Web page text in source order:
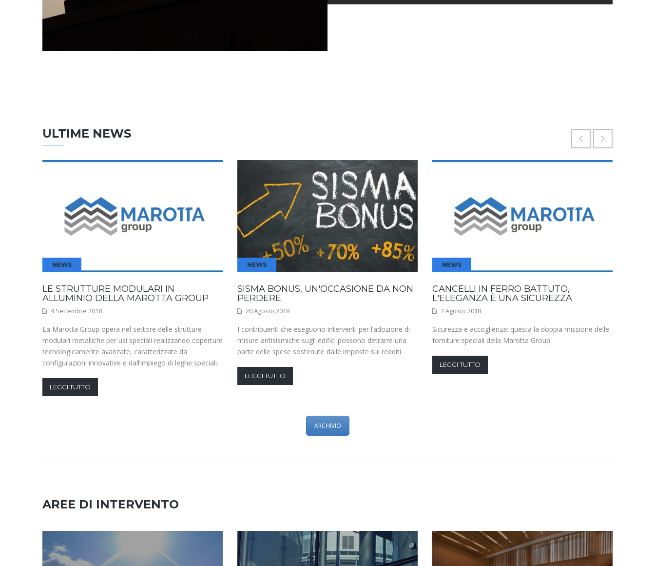
ULTIME NEWS
NEWS
LE STRUTTURE MODULARI IN
ALLUMINIO DELLA MAROTTA GROUP
4 Settembre 2018
La Marotta Group opera nel settore delle strutture
modulari metalliche per usi speciali realizzando coperture
tecnologicamente avanzate, caratterizzate da
configurazioni innovative e dall’impiego di leghe speciali.
LEGGI TUTTO
NEWS
SISMA BONUS, UN'OCCASIONE DA NON
PERDERE
20 Agosto 2018
I contribuenti che eseguono interventi per l’adozione di
misure antisismiche sugli edifici possono detrarre una
parte delle spese sostenute dalle imposte sui redditi.
LEGGI TUTTO
NEWS
CANCELLI IN FERRO BATTUTO,
L'ELEGANZA È UNA SICUREZZA
7 Agosto 2018
Sicurezza e accoglienza: questa la doppia missione delle
forniture speciali della Marotta Group.
LEGGI TUTTO
ARCHIVIO
AREE DI INTERVENTO